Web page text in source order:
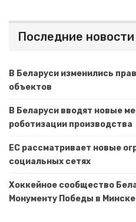
Последние новости
В Беларуси изменились
объектов
В Беларуси вводят новые
роботизации производства
ЕС рассматривает новые
социальных сетях
Хоккейное сообщество
Монументу Победы в Минске